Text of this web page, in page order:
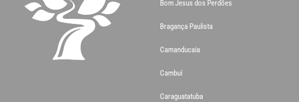
Bom Jesus dos Perdões
Bragança Paulista
Camanducaia
Cambuí
Caraguatatuba